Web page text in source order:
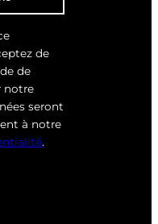
de
de
notre
seront
à notre
.